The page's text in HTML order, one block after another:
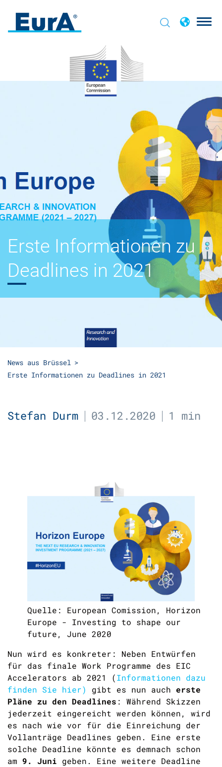
Erste Informationen zu
Deadlines in 2021
News aus Brüssel
Erste Informationen zu Deadlines in 2021
Stefan Durm 03.12.2020 1 min
Quelle: European Comission, Horizon
Europe - Investing to shape our
future, June 2020
Nun wird es konkreter: Neben Entwürfen
für das finale Work Programme des EIC
Accelerators ab 2021 (Informationen dazu
finden Sie hier)
gibt es nun auch erste
Pläne zu den Deadlines : Während Skizzen
jederzeit eingereicht werden können, wird
es nach wie vor für die Einreichung der
Vollanträge Deadlines geben. Eine erste
solche Deadline könnte es demnach schon
am 9. Juni geben. Eine weitere Deadline